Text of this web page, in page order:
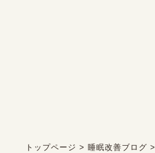
トップページ > 睡眠改善ブログ >